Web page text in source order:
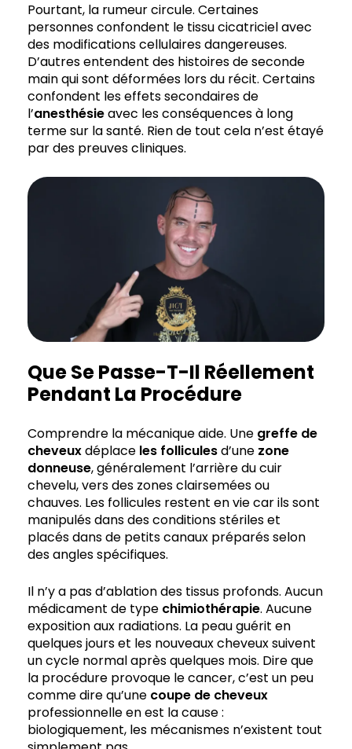
Pourtant, la rumeur circule. Certaines
personnes confondent le tissu cicatriciel avec
des modifications cellulaires dangereuses.
D’autres entendent des histoires de seconde
main qui sont déformées lors du récit. Certains
confondent les effets secondaires de
l’anesthésieavec les conséquences à long
terme sur la santé. Rien de tout cela n’est étayé
par des preuves cliniques.
Que Se Passe-T-Il Réellement
Pendant La Procédure
Comprendre la mécanique aide. Une greffe de
cheveuxdéplace les folliculesd’une zone
donneuse, généralement l’arrière du cuir
chevelu, vers des zones clairsemées ou
chauves. Les follicules restent en vie car ils sont
manipulés dans des conditions stériles et
placés dans de petits canaux préparés selon
des angles spécifiques.
Il n’y a pas d’ablation des tissus profonds. Aucun
médicament de type chimiothérapie. Aucune
exposition aux radiations. La peau guérit en
quelques jours et les nouveaux cheveux suivent
un cycle normal après quelques mois. Dire que
la procédure provoque le cancer, c’est un peu
comme dire qu’une coupe de cheveux
professionnelle en est la cause :
biologiquement, les mécanismes n’existent tout